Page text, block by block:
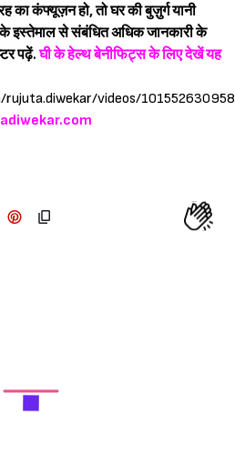
का कंफ्यूज़न हो, तो घर की बुज़ुर्ग यानी
इस्तेमाल से संबंधित अधिक जानकारी के
पढ़ें. घी के हेल्थ बेनीफिट्स के लिए देखें यह
videos/